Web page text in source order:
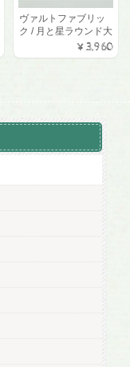
ヴァルトファブリッ
ク / 月と星ラウンド大
¥3,960